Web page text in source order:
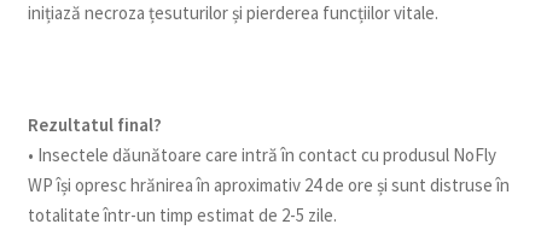
inițiază necroza țesuturilor și pierderea funcțiilor vitale.
Rezultatul final?
• Insectele dăunătoare care intră în contact cu produsul NoFly
WP își opresc hrănirea în aproximativ 24 de ore și sunt distruse în
totalitate într-un timp estimat de 2-5 zile.